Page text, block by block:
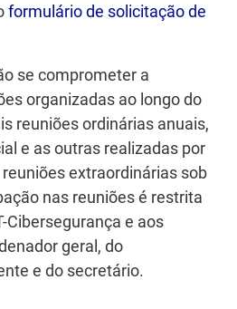
formulário de solicitação de
se comprometer a
organizadas ao longo do
reuniões ordinárias anuais,
e as outras realizadas por
extraordinárias sob
nas reuniões é restrita
Cibersegurança e aos
geral, do
e do secretário.